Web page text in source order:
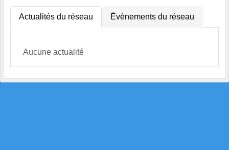
Actualités du réseau Évènements du réseau
Aucune actualité